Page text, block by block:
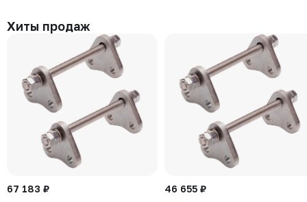
Хиты продаж
67 183 ₽ 46 655 ₽